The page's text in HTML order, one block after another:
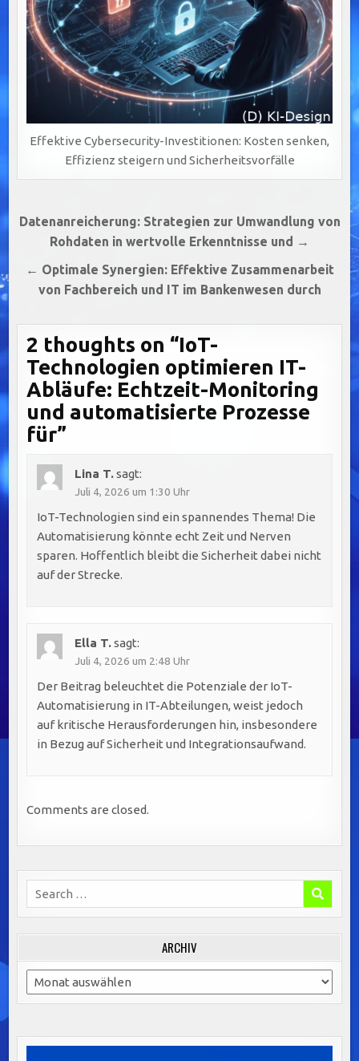
Effektive Cybersecurity-Investitionen: Kosten senken,
Effizienz steigern und Sicherheitsvorfälle
Beitragsnavigation
Datenanreicherung: Strategien zur Umwandlung von
Rohdaten in wertvolle Erkenntnisse und →
← Optimale Synergien: Effektive Zusammenarbeit
von Fachbereich und IT im Bankenwesen durch
2 thoughts on “IoT-
Technologien optimieren IT-
Abläufe: Echtzeit-Monitoring
und automatisierte Prozesse
für”
Lina T.sagt:
Juli 4, 2026 um 1:30 Uhr
IoT-Technologien sind ein spannendes Thema! Die
Automatisierung könnte echt Zeit und Nerven
sparen. Hoffentlich bleibt die Sicherheit dabei nicht
auf der Strecke.
Ella T.sagt:
Juli 4, 2026 um 2:48 Uhr
Der Beitrag beleuchtet die Potenziale der IoT-
Automatisierung in IT-Abteilungen, weist jedoch
auf kritische Herausforderungen hin, insbesondere
in Bezug auf Sicherheit und Integrationsaufwand.
Comments are closed.
Search
for:
ARCHIV
Archiv